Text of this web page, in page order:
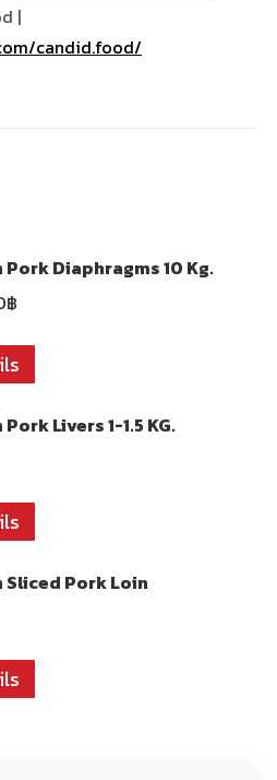
|
candid.food/
Pork Diaphragms 10 Kg.
฿
Livers 1-1.5 KG.
Sliced ​​Pork Loin